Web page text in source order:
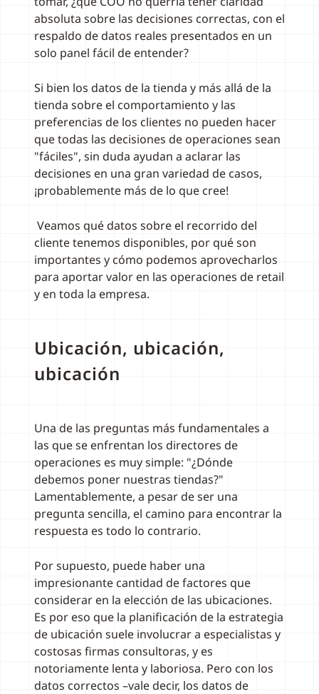
absoluta sobre las decisiones correctas, con el
respaldo de datos reales presentados en un
solo panel fácil de entender?
Si bien los datos de la tienda y más allá de la
tienda sobre el comportamiento y las
preferencias de los clientes no pueden hacer
que todas las decisiones de operaciones sean
"fáciles", sin duda ayudan a aclarar las
decisiones en una gran variedad de casos,
¡probablemente más de lo que cree!
Veamos qué datos sobre el recorrido del
cliente tenemos disponibles, por qué son
importantes y cómo podemos aprovecharlos
para aportar valor en las operaciones de retail
y en toda la empresa.
Ubicación, ubicación,
ubicación
Una de las preguntas más fundamentales a
las que se enfrentan los directores de
operaciones es muy simple: "¿Dónde
debemos poner nuestras tiendas?"
Lamentablemente, a pesar de ser una
pregunta sencilla, el camino para encontrar la
respuesta es todo lo contrario.
Por supuesto, puede haber una
impresionante cantidad de factores que
considerar en la elección de las ubicaciones.
Es por eso que la planificación de la estrategia
de ubicación suele involucrar a especialistas y
costosas firmas consultoras, y es
notoriamente lenta y laboriosa. Pero con los
datos correctos –vale decir, los datos de